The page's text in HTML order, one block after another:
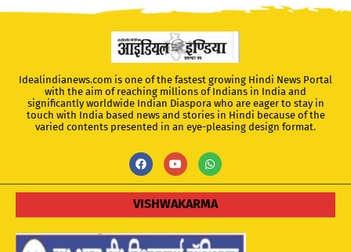
Idealindianews.com is one of the fastest growing Hindi News Portal
with the aim of reaching millions of Indians in India and
significantly worldwide Indian Diaspora who are eager to stay in
touch with India based news and stories in Hindi because of the
varied contents presented in an eye-pleasing design format.
VISHWAKARMA